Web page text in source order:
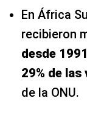
En África
recibieron
desde 1991
29% de las
de la ONU.